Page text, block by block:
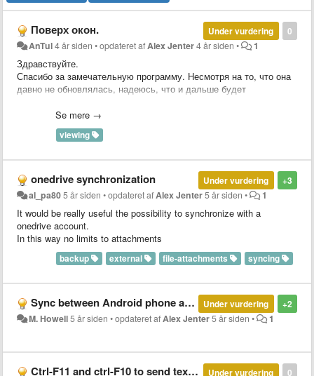
0
Under vurdering
Поверх окон.
AnTul4 år siden •opdateret afAlex Jenter4 år siden • 1
Здравствуйте.
Спасибо за замечательную программу. Несмотря на то, что она
давно не обновлялась, надеюсь, что и дальше будет
Сделайте, пожалуйста, возможность закреплять открытые
заметки поверх окон. Это часто полезно, когда смотришь в
какую-ниубдь сохранённую инструкцию и пытаешься что-то по
редакторе, в эксцеле...
Успехов Вам.
Se mere →
viewing
+3
Under vurdering
onedrive synchronization
al_pa805 år siden •opdateret afAlex Jenter5 år siden • 1
It would be really useful the possibility to synchronize with a
onedrive account.
In this way no limits to attachments
backup external file-attachments syncing
+2
Under vurdering
Sync between Android phone and computer without internet access. This is necessary because of security issues. This would be completely safe.
M. Howell5 år siden •opdateret afAlex Jenter5 år siden • 1
0
Under vurdering
Ctrl-F11 and ctrl-F10 to send text to different note tabs